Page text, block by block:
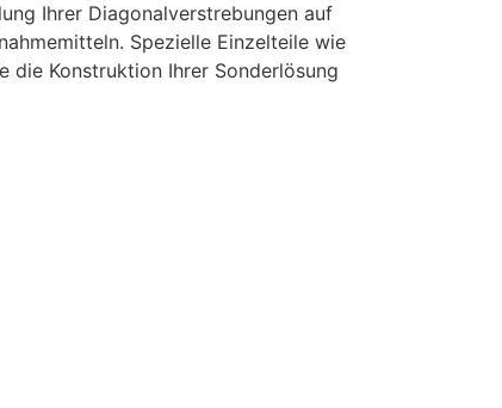
Ihrer Diagonalverstrebungen auf
Spezielle Einzelteile wie
die Konstruktion Ihrer Sonderlösung